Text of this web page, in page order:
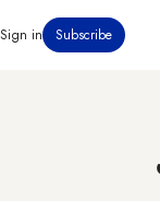
Subscribe
Sign in